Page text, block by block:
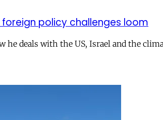
foreign policy challenges loom
he deals with the US, Israel and the